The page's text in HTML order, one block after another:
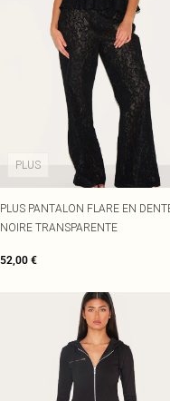
PLUS
PLUS PANTALON FLARE EN
NOIRE TRANSPARENTE
52,00 €